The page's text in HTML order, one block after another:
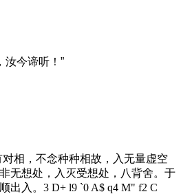
汝今谛听！”
相，不念种种相故，入无量虚空
无想处，入灭受想处，八背舍。于
出入。 3 D+ l9 `0 A$ q4 M" f2 C